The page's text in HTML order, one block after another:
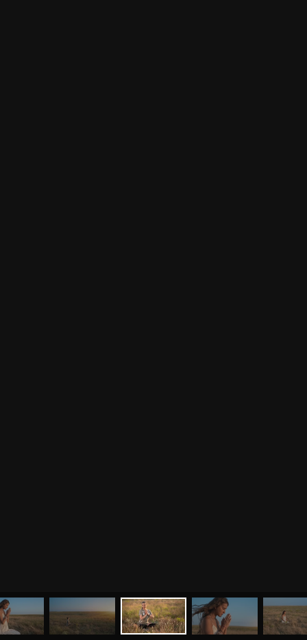
ЙОГА СЕМИНАРЫ МЕНЮ О НАС МАГАЗИН